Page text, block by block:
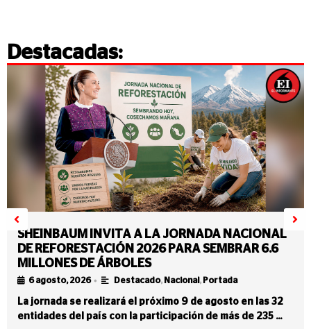
Destacadas:
SHEINBAUM INVITA A LA JORNADA NACIONAL
DE REFORESTACIÓN 2026 PARA SEMBRAR 6.6
MILLONES DE ÁRBOLES
6 agosto, 2026 • Destacado, Nacional , Portada
La jornada se realizará el próximo 9 de agosto en las 32
entidades del país con la participación de más de 235 …